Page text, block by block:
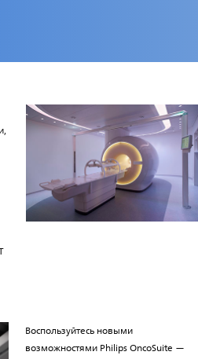
Воспользуйтесь новыми
возможностями Philips OncoSuite —